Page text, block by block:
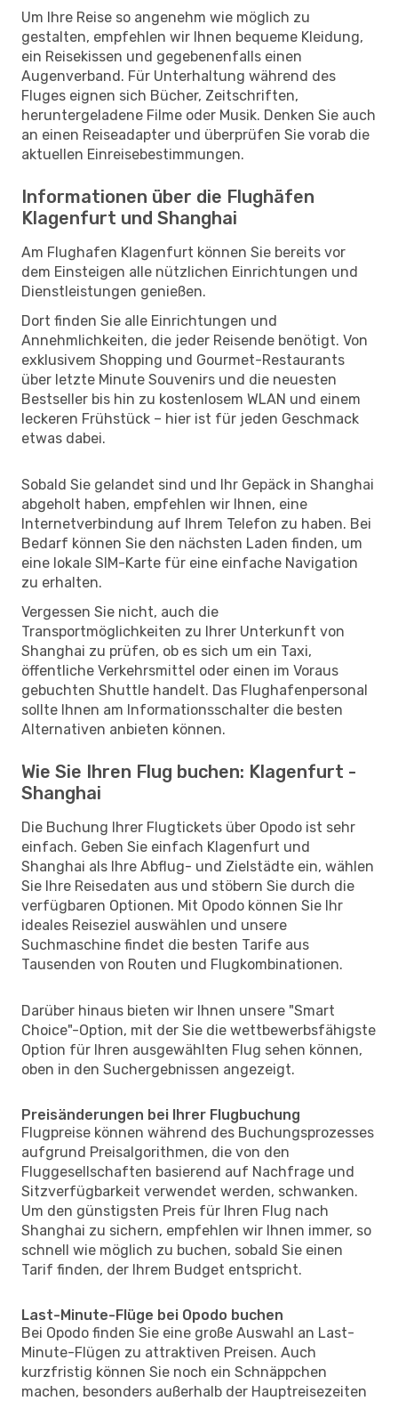
Um Ihre Reise so angenehm wie möglich zu
gestalten, empfehlen wir Ihnen bequeme Kleidung,
ein Reisekissen und gegebenenfalls einen
Augenverband. Für Unterhaltung während des
Fluges eignen sich Bücher, Zeitschriften,
heruntergeladene Filme oder Musik. Denken Sie auch
an einen Reiseadapter und überprüfen Sie vorab die
aktuellen Einreisebestimmungen.
Informationen über die Flughäfen
Klagenfurt und Shanghai
Am Flughafen Klagenfurt können Sie bereits vor
dem Einsteigen alle nützlichen Einrichtungen und
Dienstleistungen genießen.
Dort finden Sie alle Einrichtungen und
Annehmlichkeiten, die jeder Reisende benötigt. Von
exklusivem Shopping und Gourmet-Restaurants
über letzte Minute Souvenirs und die neuesten
Bestseller bis hin zu kostenlosem WLAN und einem
leckeren Frühstück – hier ist für jeden Geschmack
etwas dabei.
Sobald Sie gelandet sind und Ihr Gepäck in Shanghai
abgeholt haben, empfehlen wir Ihnen, eine
Internetverbindung auf Ihrem Telefon zu haben. Bei
Bedarf können Sie den nächsten Laden finden, um
eine lokale SIM-Karte für eine einfache Navigation
zu erhalten.
Vergessen Sie nicht, auch die
Transportmöglichkeiten zu Ihrer Unterkunft von
Shanghai zu prüfen, ob es sich um ein Taxi,
öffentliche Verkehrsmittel oder einen im Voraus
gebuchten Shuttle handelt. Das Flughafenpersonal
sollte Ihnen am Informationsschalter die besten
Alternativen anbieten können.
Wie Sie Ihren Flug buchen: Klagenfurt -
Shanghai
Die Buchung Ihrer Flugtickets über Opodo ist sehr
einfach. Geben Sie einfach Klagenfurt und
Shanghai als Ihre Abflug- und Zielstädte ein, wählen
Sie Ihre Reisedaten aus und stöbern Sie durch die
verfügbaren Optionen. Mit Opodo können Sie Ihr
ideales Reiseziel auswählen und unsere
Suchmaschine findet die besten Tarife aus
Tausenden von Routen und Flugkombinationen.
Darüber hinaus bieten wir Ihnen unsere "Smart
Choice"-Option, mit der Sie die wettbewerbsfähigste
Option für Ihren ausgewählten Flug sehen können,
oben in den Suchergebnissen angezeigt.
Preisänderungen bei Ihrer Flugbuchung
Flugpreise können während des Buchungsprozesses
aufgrund Preisalgorithmen, die von den
Fluggesellschaften basierend auf Nachfrage und
Sitzverfügbarkeit verwendet werden, schwanken.
Um den günstigsten Preis für Ihren Flug nach
Shanghai zu sichern, empfehlen wir Ihnen immer, so
schnell wie möglich zu buchen, sobald Sie einen
Tarif finden, der Ihrem Budget entspricht.
Last-Minute-Flüge bei Opodo buchen
Bei Opodo finden Sie eine große Auswahl an Last-
Minute-Flügen zu attraktiven Preisen. Auch
kurzfristig können Sie noch ein Schnäppchen
machen, besonders außerhalb der Hauptreisezeiten